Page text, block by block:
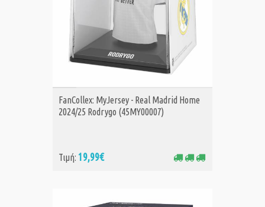
ΑΓΟΡΑ
FanCollex: MyJersey - Real Madrid Home
2024/25 Rodrygo (45MY00007)
Τιμή: 19,99€